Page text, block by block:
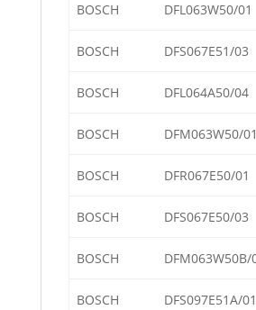
BOSCH DFL063W50/01
BOSCH DFS067E51/03
BOSCH DFL064A50/04
BOSCH DFM063W50/01
BOSCH DFR067E50/01
BOSCH DFS067E50/03
BOSCH DFM063W50B/
BOSCH DFS097E51A/01